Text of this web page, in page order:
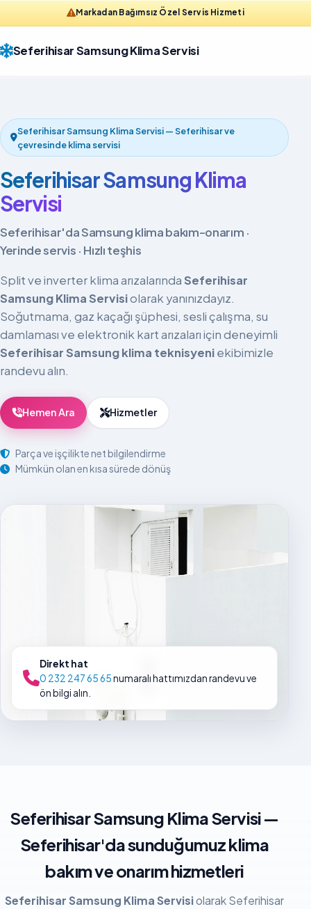
Markadan Bağımsız Özel Servis Hizmeti
Seferihisar Samsung Klima Servisi
Seferihisar Samsung Klima Servisi — Seferihisar ve
çevresinde klima servisi
Seferihisar Samsung Klima
Servisi
Seferihisar'da Samsung klima bakım-onarım ·
Yerinde servis · Hızlı teşhis
Split ve inverter klima arızalarında Seferihisar
Samsung Klima Servisiolarak yanınızdayız.
Soğutmama, gaz kaçağı şüphesi, sesli çalışma, su
damlaması ve elektronik kart arızaları için deneyimli
Seferihisar Samsung klima teknisyeniekibimizle
randevu alın.
Hemen Ara Hizmetler
Parça ve işçilikte net bilgilendirme
Mümkün olan en kısa sürede dönüş
Direkt hat
0 232 247 65 65numaralı hattımızdan randevu ve
ön bilgi alın.
Seferihisar Samsung Klima Servisi —
Seferihisar'da sunduğumuz klima
bakım ve onarım hizmetleri
Seferihisar Samsung Klima Servisiolarak Seferihisar